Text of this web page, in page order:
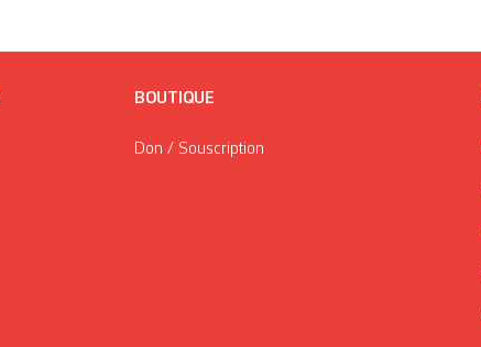
BOUTIQUE
Don / Souscription